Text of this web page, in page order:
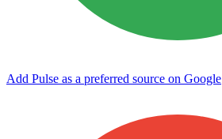
Add Pulse as a preferred source on Google